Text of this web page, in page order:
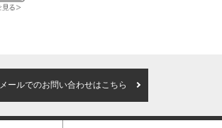
メールでのお問い合わせはこちら